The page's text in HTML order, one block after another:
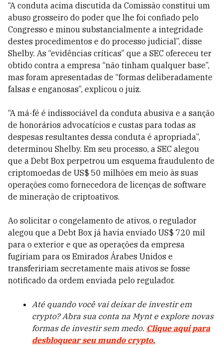
“A conduta acima discutida da Comissão constitui um
abuso grosseiro do poder que lhe foi confiado pelo
Congresso e minou substancialmente a integridade
destes procedimentos e do processo judicial”, disse
Shelby. As “evidências críticas” que a SEC ofereceu ter
obtido contra a empresa “não tinham qualquer base”,
mas foram apresentadas de “formas deliberadamente
falsas e enganosas”, explicou o juiz.
“A má-fé é indissociável da conduta abusiva e a sanção
de honorários advocatícios e custas para todas as
despesas resultantes dessa conduta é apropriada”,
determinou Shelby. Em seu processo, a SEC alegou
que a Debt Box perpetrou um esquema fraudulento de
criptomoedas de US$ 50 milhões em meio às suas
operações como fornecedora de licenças de software
de mineração de criptoativos.
Ao solicitar o congelamento de ativos, o regulador
alegou que a Debt Box já havia enviado US$ 720 mil
para o exterior e que as operações da empresa
fugiriam para os Emirados Árabes Unidos e
transfeririam secretamente mais ativos se fosse
notificado da ordem enviada pelo regulador.
Até quando você vai deixar de investir em
crypto? Abra sua conta na Mynt e explore novas
formas de investir sem medo. Clique aqui para
desbloquear seu mundo crypto.